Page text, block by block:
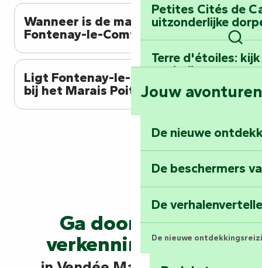
Petites Cités de
uitzonderlijke
Terre d'étoiles:
oneindige
Jouw avonturen
De nieuwe
De beschermers
De
De nieuwe
Wanneer is de markt van
Fontenay-le-Comte?
Ligt Fontenay-le-Comte dicht
bij het Marais Poitevin?
Ga door met je
verkenningstocht